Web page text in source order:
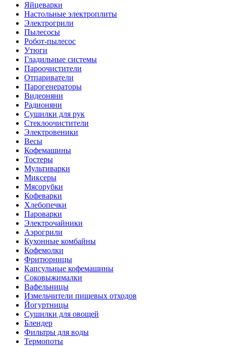
Яйцеварки
Настольные электроплиты
Электрогрили
Пылесосы
Робот-пылесос
Утюги
Гладильные системы
Пароочистители
Отпариватели
Парогенераторы
Видеоняни
Радионяни
Сушилки для рук
Стеклоочистители
Электровеники
Весы
Кофемашины
Тостеры
Мультиварки
Миксеры
Мясорубки
Кофеварки
Хлебопечки
Пароварки
Электрочайники
Аэрогрили
Кухонные комбайны
Кофемолки
Фритюрницы
Капсульные кофемашины
Соковыжималки
Вафельницы
Измельчители пищевых отходов
Йогуртницы
Сушилки для овощей
Блендер
Фильтры для воды
Термопоты